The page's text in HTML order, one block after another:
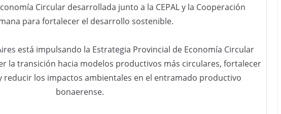
Circular desarrollada junto a la CEPAL y la Cooperación
para fortalecer el desarrollo sostenible.
está impulsando la Estrategia Provincial de Economía Circular
la transición hacia modelos productivos más circulares, fortalecer
reducir los impactos ambientales en el entramado productivo
bonaerense.